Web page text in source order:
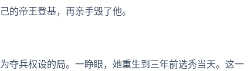
的帝王登基，再亲手毁了他。
夺兵权设的局。一睁眼，她重生到三年前选秀当天。这一